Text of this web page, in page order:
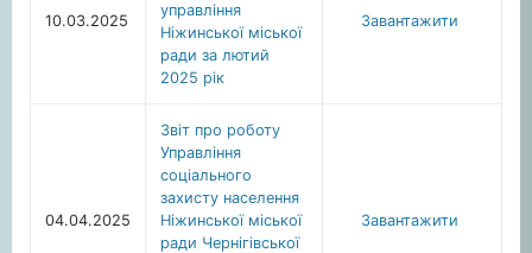
10.03.2025
управління
Ніжинської міської
ради за лютий
2025 рік
Завантажити
04.04.2025
Звіт про роботу
Управління
соціального
захисту населення
Ніжинської міської
ради Чернігівської
Завантажити